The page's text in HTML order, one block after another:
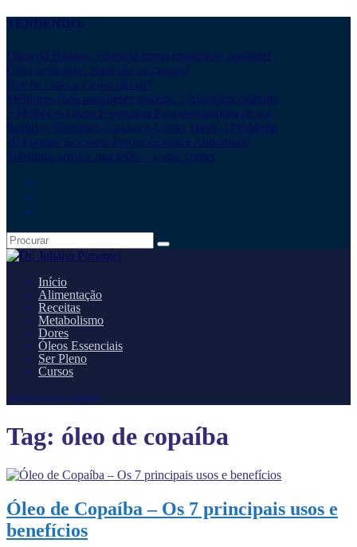
TENDENDO:
Dieta da Banana: Entenda como emagrecer saudável
Olho tremendo: quais são as causas?
Dor de cabeça Como aliviar?
Melhores chás para beber durante o jejum intermitente
5 Melhores Óleos Essenciais Para queimadura de sol
Refluxo: Sintomas, Causas e Como Tratar o Problema
20 Formas de Como Perder Gordura Abdominal
Substituir arroz e macarrão – o que comer
Início
Alimentação
Receitas
Metabolismo
Dores
Óleos Essenciais
Ser Pleno
Cursos
Selecione a página
Tag: óleo de copaíba
Óleo de Copaíba – Os 7 principais usos e
benefícios